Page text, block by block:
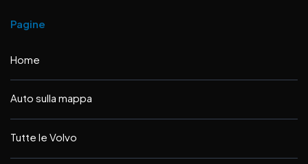
Pagine
Home
Auto sulla mappa
Tutte le Volvo